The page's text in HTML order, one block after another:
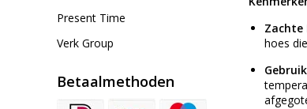
Present Time
Verk Group
Betaalmethoden
Zachte
hoes